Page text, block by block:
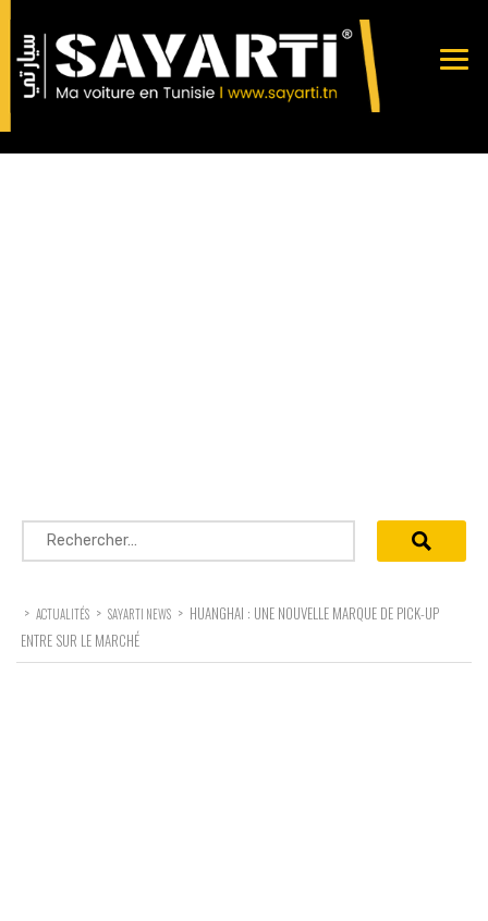
Rechercher :
> ACTUALITÉS > SAYARTI NEWS > HUANGHAI : UNE NOUVELLE MARQUE DE PICK-UP
ENTRE SUR LE MARCHÉ